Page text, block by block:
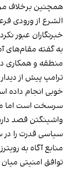
همچنین برخلاف
الشرع از ورودی
خبرنگاران عبور
به گفته مقام‌های
منطقه و همکاری
ترامپ پیش از
خوبی انجام داده
سرسخت است اما
واشینگتن قصد
سیاسی قدرت را در
منابع آگاه به
توافق امنیتی